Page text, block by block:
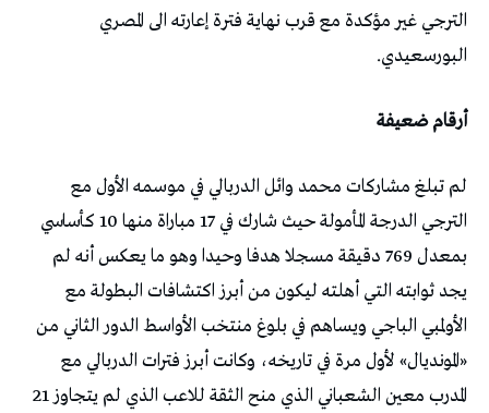
الترجي غير مؤكدة مع قرب نهاية فترة إعارته الى المصري
البورسعيدي.
أرقام ضعيفة
لم تبلغ مشاركات محمد وائل الدربالي في موسمه الأول مع
الترجي الدرجة المأمولة حيث شارك في 17 مباراة منها 10 كأساسي
بمعدل 769 دقيقة مسجلا هدفا وحيدا وهو ما يعكس أنه لم
يجد ثوابته التي أهلته ليكون من أبرز اكتشافات البطولة مع
الأولمبي الباجي ويساهم في بلوغ منتخب الأواسط الدور الثاني من
«المونديال» لأول مرة في تاريخه، وكانت أبرز فترات الدربالي مع
المدرب معين الشعباني الذي منح الثقة للاعب الذي لم يتجاوز 21